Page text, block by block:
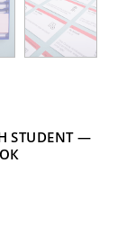
STUDENT —